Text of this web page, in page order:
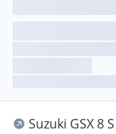
Suzuki GSX 8